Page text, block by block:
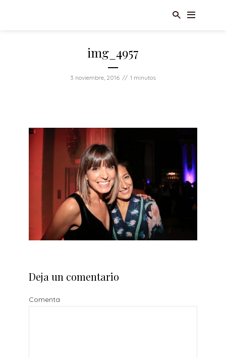
img_4957
3 noviembre, 2016 1 minutos
Deja un comentario
Comenta